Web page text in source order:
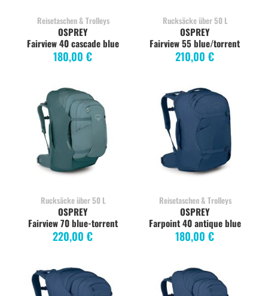
Reisetaschen & Trolleys
Fairview 40 cascade blue
180,00 €
OSPREY
Rucksäcke über 50 L
Fairview 55 blue/torrent
210,00 €
OSPREY
Rucksäcke über 50 L
Fairview 70 blue-torrent
220,00 €
OSPREY
Reisetaschen & Trolleys
Farpoint 40 antique blue
180,00 €
OSPREY